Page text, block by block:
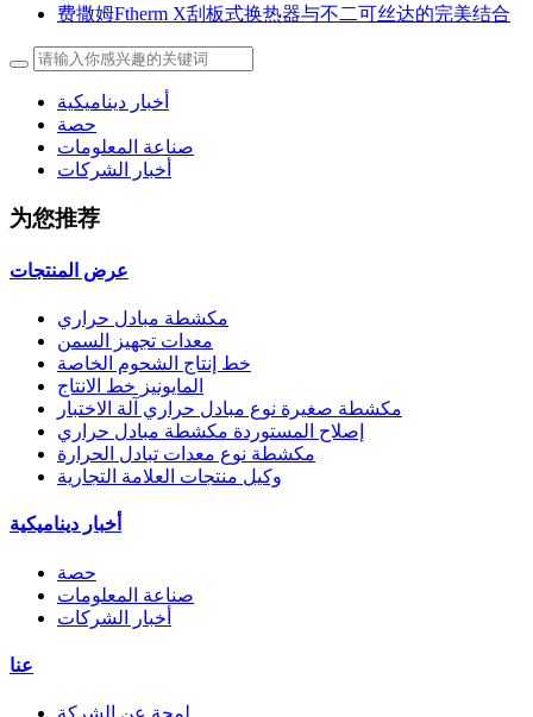
费撒姆Ftherm X刮板式换热器与不二可丝达的完美结合
أخبار ديناميكية
حصة
صناعة المعلومات
أخبار الشركات
为您推荐
عرض المنتجات
مكشطة مبادل حراري
معدات تجهيز السمن
خط إنتاج الشحوم الخاصة
المايونيز خط الانتاج
مكشطة صغيرة نوع مبادل حراري آلة الاختبار
إصلاح المستوردة مكشطة مبادل حراري
مكشطة نوع معدات تبادل الحرارة
وكيل منتجات العلامة التجارية
أخبار ديناميكية
حصة
صناعة المعلومات
أخبار الشركات
عنا